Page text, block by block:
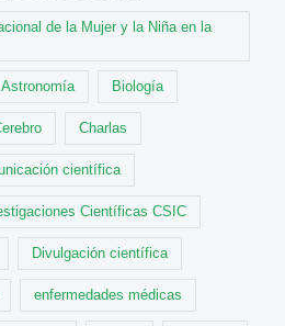
de la Mujer y la Niña en la
Astronomía Biología
Charlas
científica
Científicas CSIC
Divulgación científica
enfermedades médicas